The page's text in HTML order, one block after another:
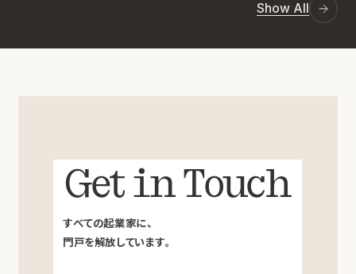
Show All
Get in Touch
すべての起業家に、
門戸を解放しています。